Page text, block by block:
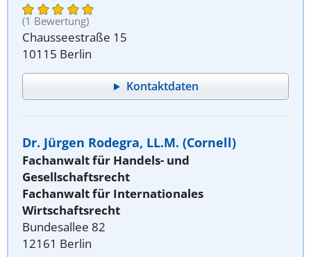
(1 Bewertung)
Chausseestraße 15
10115 Berlin
Kontaktdaten
Dr. Jürgen Rodegra, LL.M. (Cornell)
Fachanwalt für Handels- und
Gesellschaftsrecht
Fachanwalt für Internationales
Wirtschaftsrecht
Bundesallee 82
12161 Berlin